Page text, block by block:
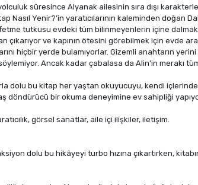
süresince Alyanak ailesinin sıra dışı
Nasıl Yenir?’in yaratıcılarının kaleminden doğan
tutkusu evdeki tüm bilinmeyenlerin içine
çıkarıyor ve kapının ötesini görebilmek için evde
hiçbir yerde bulamıyorlar. Gizemli anahtarın
Ancak kadar çabalasa da Alin’in merakı
dolu bu kitap her yaştan okuyucuyu, kendi
döndürücü bir okuma deneyimine ev sahipliği
görsel sanatlar, aile içi ilişkiler, iletişim.
dolu bu hikâyeyi turbo hızına çıkartırken,